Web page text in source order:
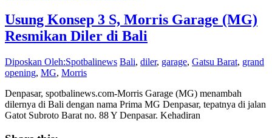
Usung Konsep 3 S, Morris Garage (MG)
Resmikan Diler di Bali
Diposkan Oleh:Spotbalinews Bali, diler, garage, Gatsu Barat, grand
opening, MG, Morris
Denpasar, spotbalinews.com-Morris Garage (MG) menambah
dilernya di Bali dengan nama Prima MG Denpasar, tepatnya di jalan
Gatot Subroto Barat no. 88 Y Denpasar. Kehadiran